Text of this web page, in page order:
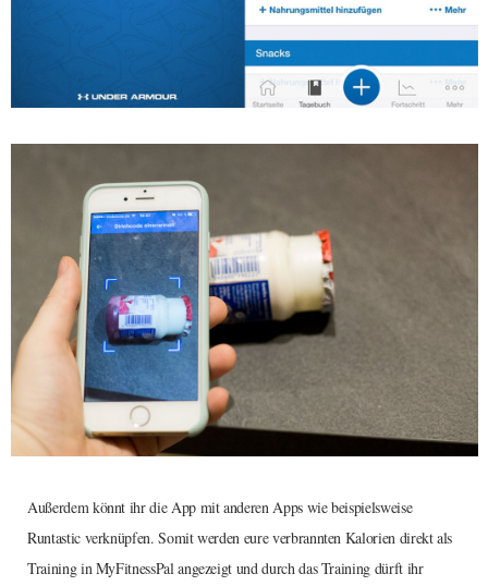
Außerdem könnt ihr die App mit anderen Apps wie beispielsweise
Runtastic verknüpfen. Somit werden eure verbrannten Kalorien direkt als
Training in MyFitnessPal angezeigt und durch das Training dürft ihr